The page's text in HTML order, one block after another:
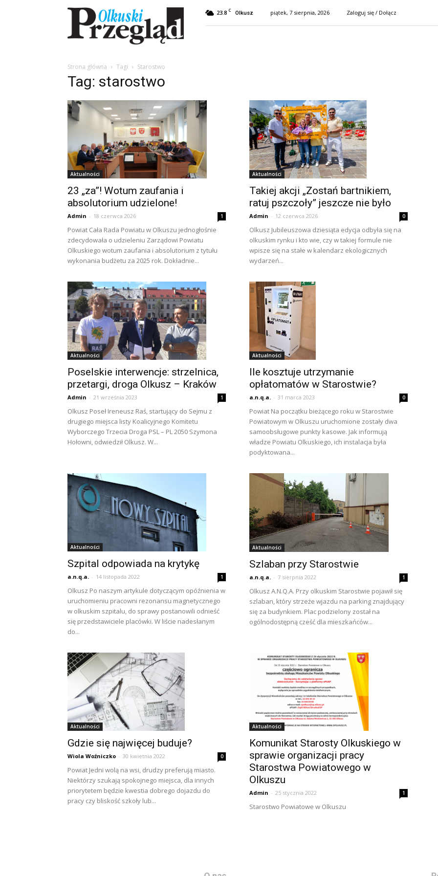
Przegląd
Olkuski
23.8 C Olkusz piątek, 7 sierpnia, 2026 Zaloguj się / Dołącz
Strona główna Tagi Starostwo
Tag: starostwo
Aktualności
23 „za”! Wotum zaufania i
absolutorium udzielone!
Admin - 18 czerwca 2026 1
Powiat Cała Rada Powiatu w Olkuszu jednogłośnie
zdecydowała o udzieleniu Zarządowi Powiatu
Olkuskiego wotum zaufania i absolutorium z tytułu
wykonania budżetu za 2025 rok. Dokładnie...
Aktualności
Takiej akcji „Zostań bartnikiem,
ratuj pszczoły” jeszcze nie było
Admin - 12 czerwca 2026 0
Olkusz Jubileuszowa dziesiąta edycja odbyła się na
olkuskim rynku i kto wie, czy w takiej formule nie
wpisze się na stałe w kalendarz ekologicznych
wydarzeń...
Aktualności
Poselskie interwencje: strzelnica,
przetargi, droga Olkusz – Kraków
Admin - 21 września 2023 1
Olkusz Poseł Ireneusz Raś, startujący do Sejmu z
drugiego miejsca listy Koalicyjnego Komitetu
Wyborczego Trzecia Droga PSL – PL 2050 Szymona
Hołowni, odwiedził Olkusz. W...
Aktualności
Ile kosztuje utrzymanie
opłatomatów w Starostwie?
a.n.q.a. - 31 marca 2023 0
Powiat Na początku bieżącego roku w Starostwie
Powiatowym w Olkuszu uruchomione zostały dwa
samoobsługowe punkty kasowe. Jak informują
władze Powiatu Olkuskiego, ich instalacja była
podyktowana...
Aktualności
Szpital odpowiada na krytykę
a.n.q.a. - 14 listopada 2022 1
Olkusz Po naszym artykule dotyczącym opóźnienia w
uruchomieniu pracowni rezonansu magnetycznego
w olkuskim szpitalu, do sprawy postanowili odnieść
się przedstawiciele placówki. W liście nadesłanym
do...
Aktualności
Szlaban przy Starostwie
a.n.q.a. - 7 sierpnia 2022 1
Olkusz A.N.Q.A. Przy olkuskim Starostwie pojawił się
szlaban, który strzeże wjazdu na parking znajdujący
się za budynkiem. Plac podzielony został na
ogólnodostępną cześć dla mieszkańców...
Aktualności
Gdzie się najwięcej buduje?
Wiola Woźniczko - 30 kwietnia 2022 0
Powiat Jedni wolą na wsi, drudzy preferują miasto.
Niektórzy szukają spokojnego miejsca, dla innych
priorytetem będzie kwestia dobrego dojazdu do
pracy czy bliskość szkoły lub...
Aktualności
Komunikat Starosty Olkuskiego w
sprawie organizacji pracy
Starostwa Powiatowego w
Olkuszu
Admin - 25 stycznia 2022 1
Starostwo Powiatowe w Olkuszu